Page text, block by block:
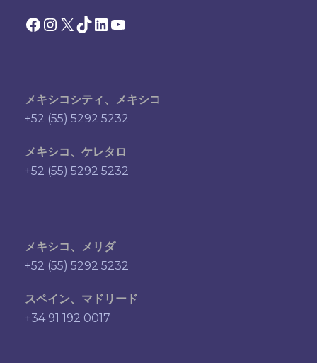
Facebook Instagram X TikTok LinkedIn YouTube
メキシコシティ、メキシコ
+52 (55) 5292 5232
メキシコ、ケレタロ
+52 (55) 5292 5232
メキシコ、メリダ
+52 (55) 5292 5232
スペイン、マドリード
+34 91 192 0017